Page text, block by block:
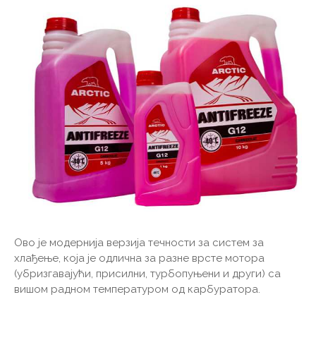
Ово је модернија верзија течности за систем за
хлађење, која је одлична за разне врсте мотора
(убризгавајући, присилни, турбопуњени и други) са
вишом радном температуром од карбуратора.